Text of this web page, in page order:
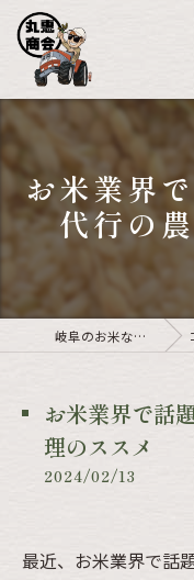
お米業界
代行の
岐阜のお米なら丸恵商会
お米業界で話
理のススメ
2024/02/13
最近、お米業界で話